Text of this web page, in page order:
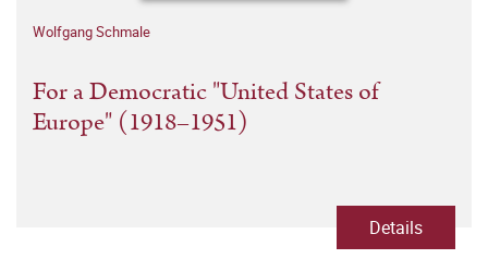
Wolfgang Schmale
For a Democratic "United States of
Europe" (1918–1951)
Details